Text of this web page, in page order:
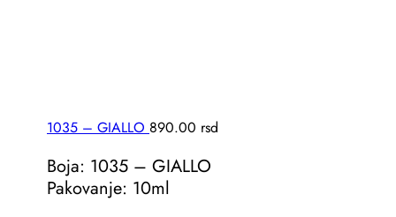
1035 – GIALLO 890.00 rsd
Boja: 1035 – GIALLO
Pakovanje: 10ml